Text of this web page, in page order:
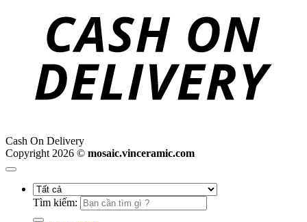
Cash On Delivery
Copyright 2026 © mosaic.vinceramic.com
Tìm kiếm: